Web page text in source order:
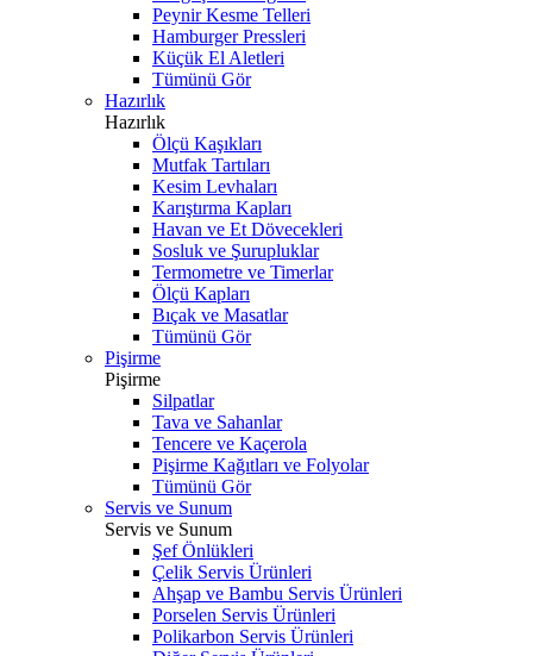
Peynir Kesme Telleri
Hamburger Pressleri
Küçük El Aletleri
Tümünü Gör
Hazırlık
Hazırlık
Ölçü Kaşıkları
Mutfak Tartıları
Kesim Levhaları
Karıştırma Kapları
Havan ve Et Dövecekleri
Sosluk ve Şurupluklar
Termometre ve Timerlar
Ölçü Kapları
Bıçak ve Masatlar
Tümünü Gör
Pişirme
Pişirme
Silpatlar
Tava ve Sahanlar
Tencere ve Kaçerola
Pişirme Kağıtları ve Folyolar
Tümünü Gör
Servis ve Sunum
Servis ve Sunum
Şef Önlükleri
Çelik Servis Ürünleri
Ahşap ve Bambu Servis Ürünleri
Porselen Servis Ürünleri
Polikarbon Servis Ürünleri